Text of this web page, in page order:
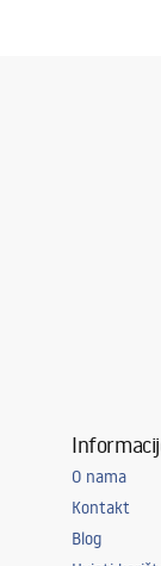
O nama
Kontakt
Blog